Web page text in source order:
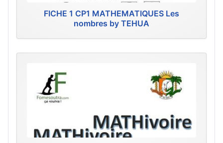
FICHE 1 CP1 MATHEMATIQUES Les
nombres by TEHUA